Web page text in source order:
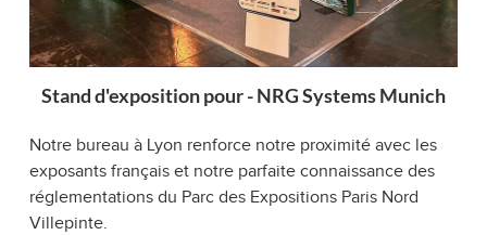
Stand d'exposition pour - NRG Systems Munich
Notre bureau à Lyon renforce notre proximité avec les
exposants français et notre parfaite connaissance des
réglementations du Parc des Expositions Paris Nord
Villepinte.